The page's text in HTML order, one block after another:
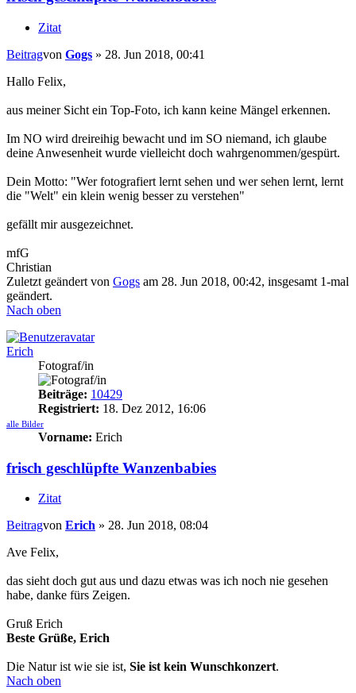
Zitat
Beitragvon Gogs » 28. Jun 2018, 00:41
Hallo Felix,
aus meiner Sicht ein Top-Foto, ich kann keine Mängel erkennen.
Im NO wird dreireihig bewacht und im SO niemand, ich glaube
deine Anwesenheit wurde vielleicht doch wahrgenommen/gespürt.
Dein Motto: "Wer fotografiert lernt sehen und wer sehen lernt, lernt
die "Welt" ein klein wenig besser zu verstehen"
gefällt mir ausgezeichnet.
mfG
Christian
Zuletzt geändert von Gogs am 28. Jun 2018, 00:42, insgesamt 1-mal
geändert.
Nach oben
Erich
Fotograf/in
Beiträge: 10429
Registriert: 18. Dez 2012, 16:06
alle Bilder
Vorname: Erich
frisch geschlüpfte Wanzenbabies
Zitat
Beitragvon Erich » 28. Jun 2018, 08:04
Ave Felix,
das sieht doch gut aus und dazu etwas was ich noch nie gesehen
habe, danke fürs Zeigen.
Gruß Erich
Beste Grüße, Erich
Die Natur ist wie sie ist, Sie ist kein Wunschkonzert.
Nach oben